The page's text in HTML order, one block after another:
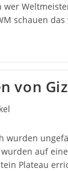
schauen
von
wurden
auf
Plateau